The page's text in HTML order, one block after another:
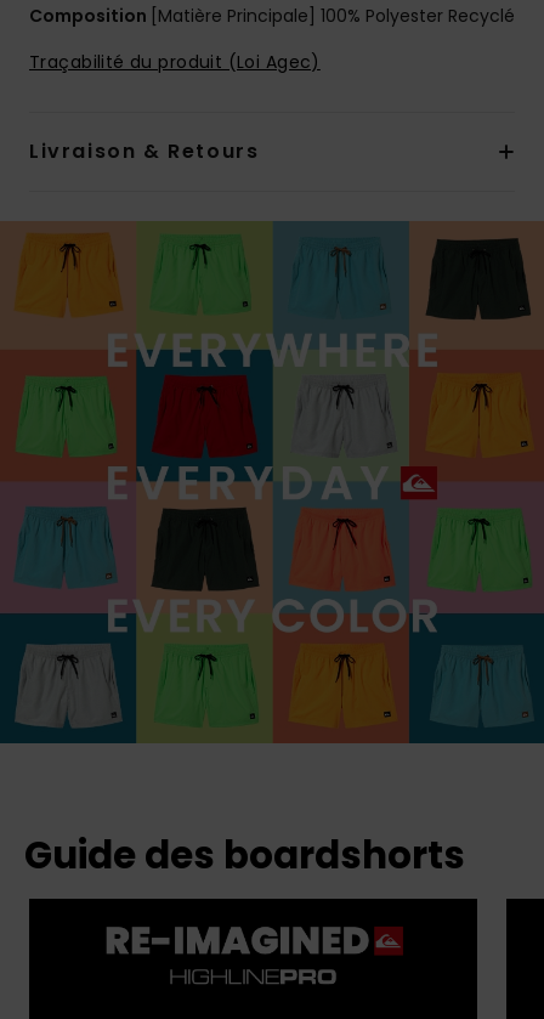
Composition [Matière Principale] 100% Polyester Recyclé
Traçabilité du produit (Loi Agec)
Livraison & Retours
Guide des boardshorts